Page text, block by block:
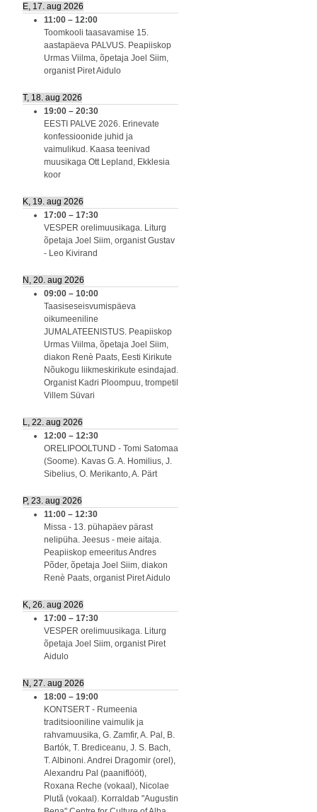
E, 17. aug 2026
11:00 – 12:00
Toomkooli taasavamise 15.
aastapäeva PALVUS. Peapiiskop
Urmas Viilma, õpetaja Joel Siim,
organist Piret Aidulo
T, 18. aug 2026
19:00 – 20:30
EESTI PALVE 2026. Erinevate
konfessioonide juhid ja
vaimulikud. Kaasa teenivad
muusikaga Ott Lepland, Ekklesia
koor
K, 19. aug 2026
17:00 – 17:30
VESPER orelimuusikaga. Liturg
õpetaja Joel Siim, organist Gustav
- Leo Kivirand
N, 20. aug 2026
09:00 – 10:00
Taasiseseisvumispäeva
oikumeeniline
JUMALATEENISTUS. Peapiiskop
Urmas Viilma, õpetaja Joel Siim,
diakon Renè Paats, Eesti Kirikute
Nõukogu liikmeskirikute esindajad.
Organist Kadri Ploompuu, trompetil
Villem Süvari
L, 22. aug 2026
12:00 – 12:30
ORELIPOOLTUND - Tomi Satomaa
(Soome). Kavas G. A. Homilius, J.
Sibelius, O. Merikanto, A. Pärt
P, 23. aug 2026
11:00 – 12:30
Missa - 13. pühapäev pärast
nelipüha. Jeesus - meie aitaja.
Peapiiskop emeeritus Andres
Põder, õpetaja Joel Siim, diakon
Renè Paats, organist Piret Aidulo
K, 26. aug 2026
17:00 – 17:30
VESPER orelimuusikaga. Liturg
õpetaja Joel Siim, organist Piret
Aidulo
N, 27. aug 2026
18:00 – 19:00
KONTSERT - Rumeenia
traditsiooniline vaimulik ja
rahvamuusika, G. Zamfir, A. Pal, B.
Bartók, T. Brediceanu, J. S. Bach,
T. Albinoni. Andrei Dragomir (orel),
Alexandru Pal (paaniflööt),
Roxana Reche (vokaal), Nicolae
Plută (vokaal). Korraldab "Augustin